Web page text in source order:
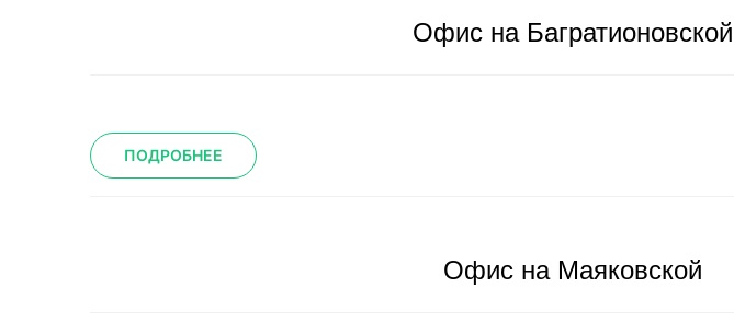
Офис на Багратионовской
ПОДРОБНЕЕ
Офис на Маяковской